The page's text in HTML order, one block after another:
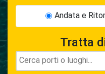
Andata e
Tratta